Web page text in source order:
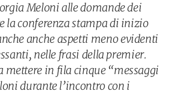
Meloni alle domande dei
la conferenza stampa di inizio
anche aspetti meno evidenti
nelle frasi della premier.
mettere in fila cinque “messaggi
durante l’incontro con i